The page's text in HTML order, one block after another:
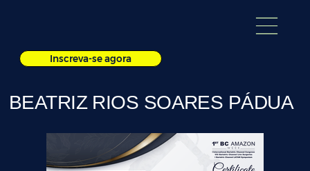
Inscreva-se agora
BEATRIZ RIOS SOARES PÁDUA